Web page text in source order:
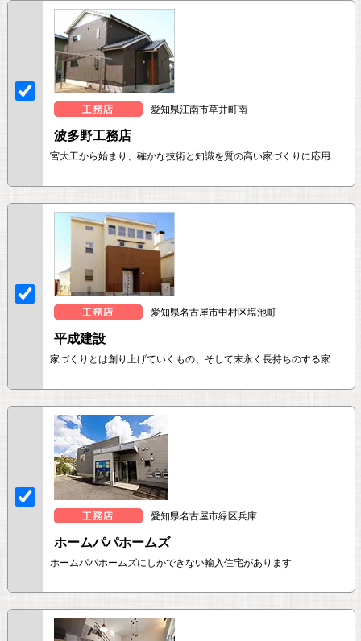
愛知県江南市草井町南
波多野工務店
宮大工から始まり、確かな技術と知識を質の高い家づくりに応用
愛知県名古屋市中村区塩池町
平成建設
家づくりとは創り上げていくもの、そして末永く長持ちのする家
愛知県名古屋市緑区兵庫
ホームパパホームズ
ホームパパホームズにしかできない輸入住宅があります